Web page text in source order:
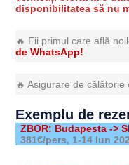
disponibilitatea să nu
🔥 Fii primul care află
de WhatsApp!
🔥 Asigurare de călătorie
Exemplu de
ZBOR: Budapesta ->
381€/pers, 1-14 Iun